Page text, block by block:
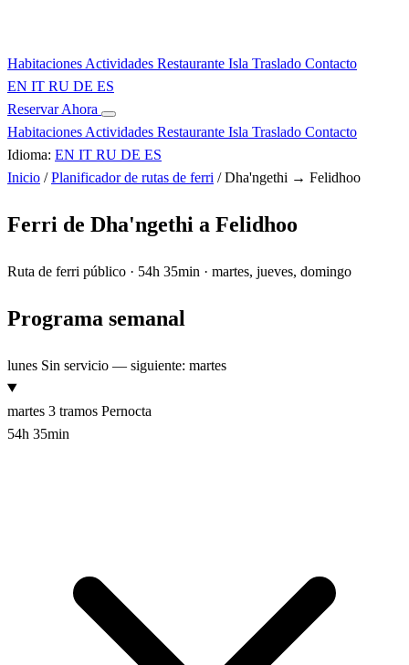
Habitaciones Actividades Restaurante Isla Traslado Contacto
EN IT RU DE ES
Reservar Ahora
Habitaciones Actividades Restaurante Isla Traslado Contacto
Idioma: EN IT RU DE ES
Inicio / Planificador de rutas de ferri / Dha'ngethi → Felidhoo
Ferri de Dha'ngethi a Felidhoo
Ruta de ferri público · 54h 35min · martes, jueves, domingo
Programa semanal
lunes Sin servicio — siguiente: martes
martes 3 tramos Pernocta
54h 35min